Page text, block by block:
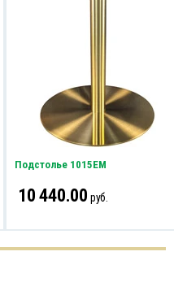
Подстолье 1015EM
10 440.00 руб.